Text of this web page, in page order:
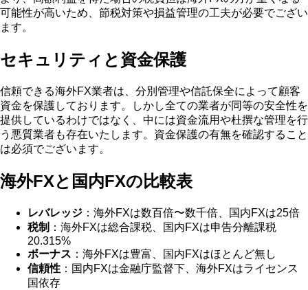
可能性が高いため、節税対策や損益管理の工夫が必要でござい
ます。
セキュリティと資金保護
信頼できる海外FX業者は、分別管理や信託保全によって顧客
資金を保護しております。しかし全ての業者が同等の安全性を
提供しているわけではなく、中には資金流用や杜撰な管理を行
う悪質業者も存在いたします。資金保護の有無を確認すること
は必須でございます。
海外FXと国内FXの比較表
レバレッジ ：海外FXは数百倍〜数千倍、国内FXは25倍
税制 ：海外FXは総合課税、国内FXは申告分離課税
20.315%
ボーナス ：海外FXは豊富、国内FXはほとんど無し
信頼性 ：国内FXは金融庁監督下、海外FXはライセンス
国依存